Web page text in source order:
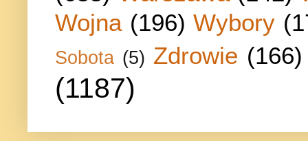
Wojna (196) Wybory
Sobota (5) Zdrowie (166)
(1187)